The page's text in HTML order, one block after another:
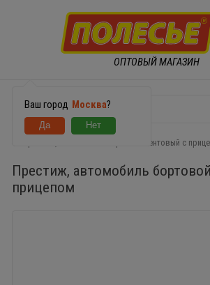
ОПТОВЫЙ МАГАЗИН
Ваш город Москва?
Престиж, автомобиль бортовой тентовый с
Престиж, автомобиль
прицепом